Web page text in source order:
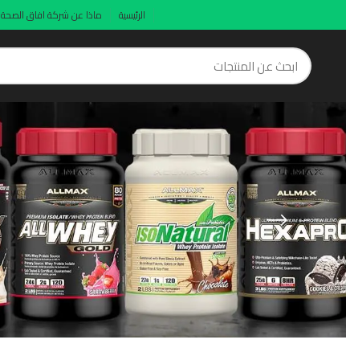
الرئيسية ماذا عن شركة افاق الصحة
GABA